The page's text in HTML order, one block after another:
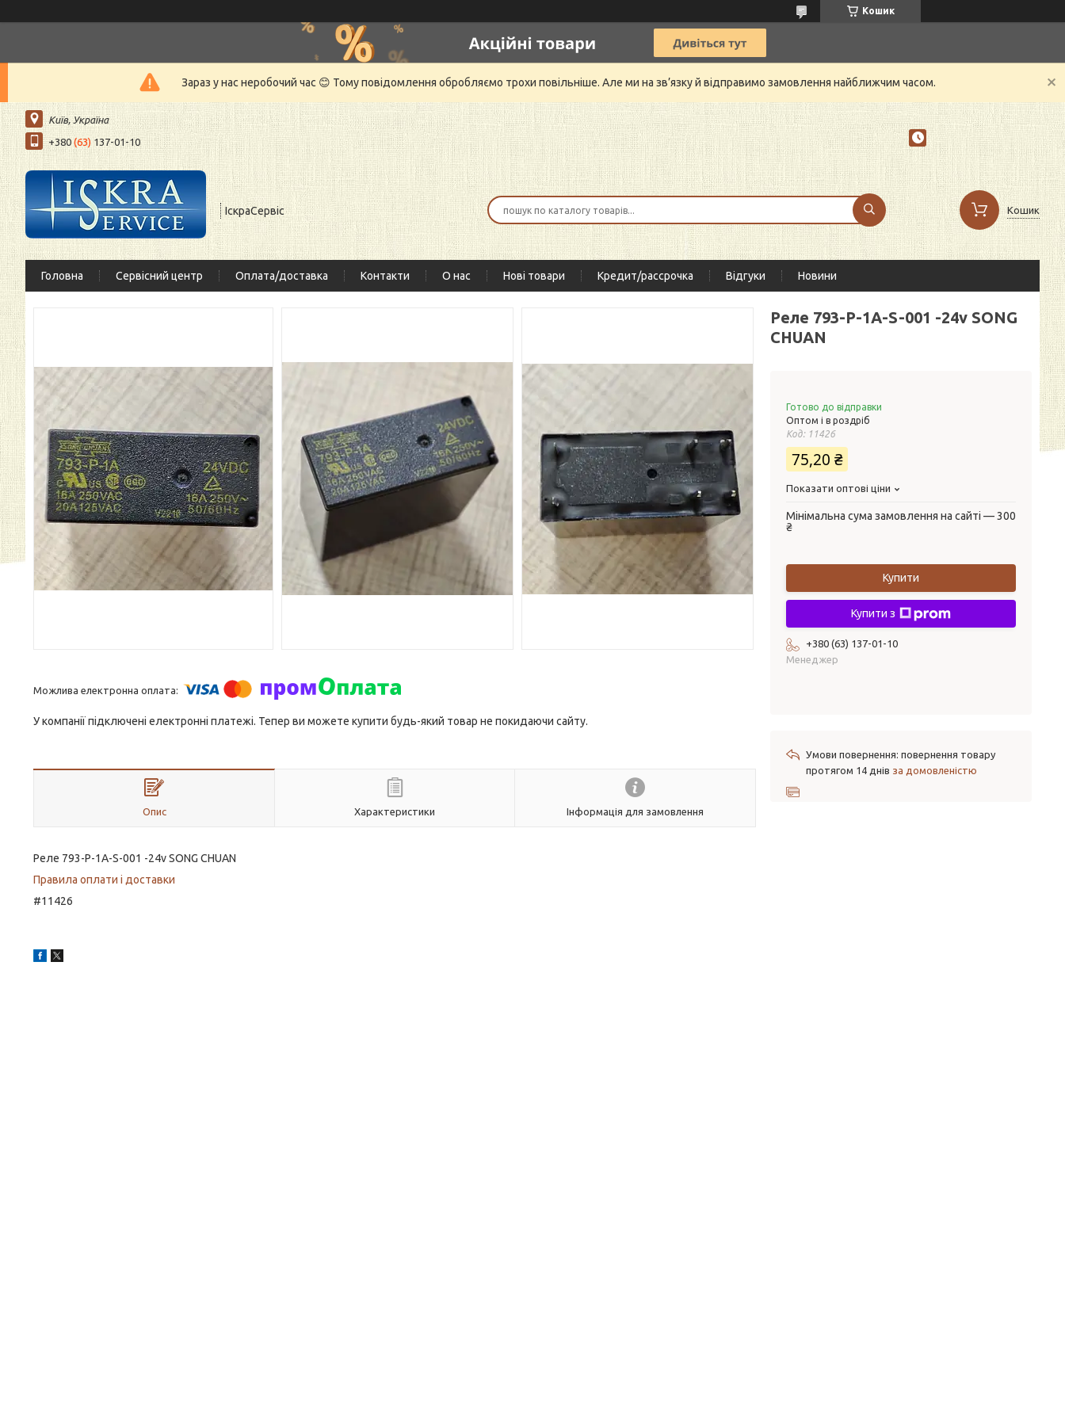
Кошик
Зараз у нас неробочий час 😊 Тому повідомлення обробляємо трохи повільніше. Але ми на зв’язку й відправимо замовлення найближчим часом.
Київ, Україна
+380 (63) 137-01-10
ІскраСервіс Кошик
Головна Сервісний центр Оплата/доставка Контакти О нас Нові товари Кредит/рассрочка Відгуки Новини
У компанії підключені електронні платежі. Тепер ви можете купити будь-який товар не покидаючи сайту.
Опис Характеристики Інформація для замовлення
Реле 793-P-1A-S-001 -24v SONG CHUAN
Правила оплати і доставки
#11426
Реле 793-P-1A-S-001 -24v SONG
CHUAN
Готово до відправки
Оптом і в роздріб
Код: 11426
75,20 ₴
Показати оптові ціни
Мінімальна сума замовлення на сайті — 300
₴
Купити
Купити з
+380 (63) 137-01-10
Менеджер
повернення товару
протягом 14 днів за домовленістю